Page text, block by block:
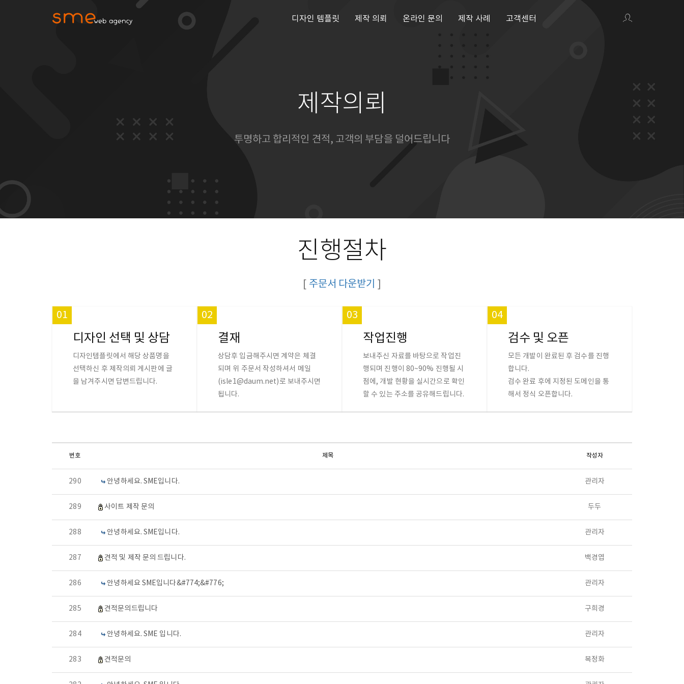
디자인 템플릿 제작 의뢰 온라인 문의 제작 사례 고객센터
제작의뢰
투명하고 합리적인 견적, 고객의 부담을 덜어드립니다
진행절차
[ 주문서 다운받기 ]
01
디자인 선택 및 상담
디자인템플릿에서 해당 상품명을
선택하신 후 제작의뢰 게시판에 글
을 남겨주시면 답변드립니다.
02
결재
상담후 입금해주시면 계약은 체결
되며 위 주문서 작성하셔서 메일
(isle1@daum.net)로 보내주시면
됩니다.
03
작업진행
보내주신 자료를 바탕으로 작업진
행되며 진행이 80~90% 진행될 시
점에, 개발 현황을 실시간으로 확인
할 수 있는 주소를 공유해드립니다.
04
검수 및 오픈
모든 개발이 완료된 후 검수를 진행
합니다.
검수 완료 후에 지정된 도메인을 통
해서 정식 오픈합니다.
번호 제목 작성자
290 안녕하세요. SME입니다. 관리자
289 사이트 제작 문의 두두
288 안녕하세요. SME입니다. 관리자
287 견적 및 제작 문의 드립니다. 백경엽
286 안녕하세요 SME입니다&#774;&#776; 관리자
285 견적문의드립니다 구희경
284 안녕하세요. SME 입니다. 관리자
283 견적문의 복정화